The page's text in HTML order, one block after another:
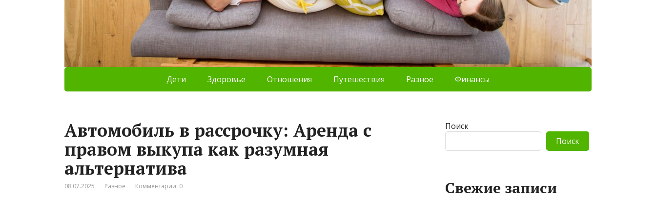
Дети Здоровье Отношения Путешествия Разное Финансы
Автомобиль в рассрочку: Аренда с
правом выкупа как разумная
альтернатива
08.07.2025 Разное Комментарии: 0
Поиск
Поиск
Свежие записи